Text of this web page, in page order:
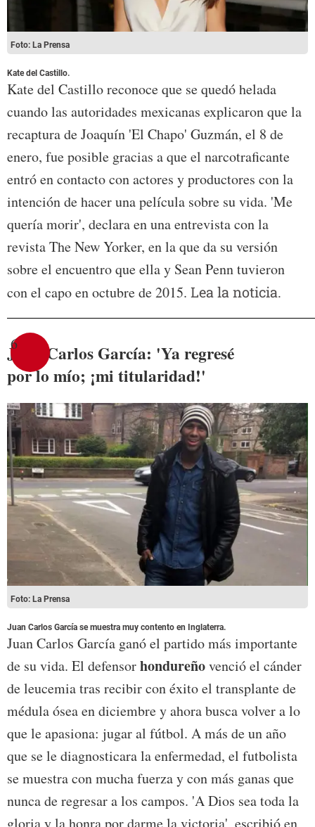
Foto: La Prensa
Kate del Castillo.
Kate del Castillo reconoce que se quedó helada
cuando las autoridades mexicanas explicaron que la
recaptura de Joaquín 'El Chapo' Guzmán, el 8 de
enero, fue posible gracias a que el narcotraficante
entró en contacto con actores y productores con la
intención de hacer una película sobre su vida. 'Me
quería morir', declara en una entrevista con la
revista The New Yorker, en la que da su versión
sobre el encuentro que ella y Sean Penn tuvieron
con el capo en octubre de 2015. Lea la noticia.
6
Juan Carlos García: 'Ya regresé
por lo mío; ¡mi titularidad!'
Foto: La Prensa
Juan Carlos García se muestra muy contento en Inglaterra.
Juan Carlos García ganó el partido más importante
de su vida. El defensorhondureñovenció el cánder
de leucemia tras recibir con éxito el transplante de
médula ósea en diciembre y ahora busca volver a lo
que le apasiona: jugar al fútbol. A más de un año
que se le diagnosticara la enfermedad, el futbolista
se muestra con mucha fuerza y con más ganas que
nunca de regresar a los campos. 'A Dios sea toda la
gloria y la honra por darme la victoria', escribió en